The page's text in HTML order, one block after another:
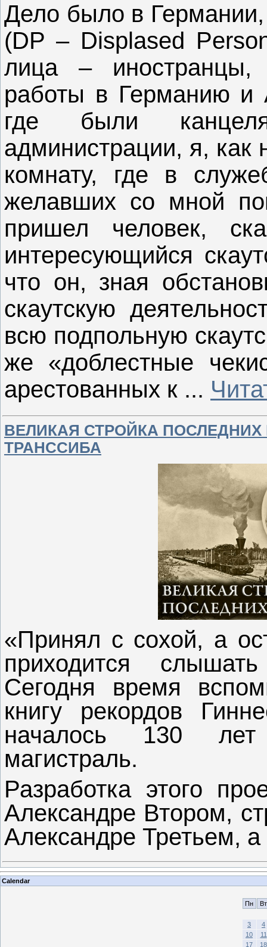
Дело было в
(DP – Displased
лица – иностранцы,
работы в Германию и
где были
администрации, я,
комнату, где в
желавших со мной
пришел человек,
интересующийся
что он, зная
скаутскую
всю подпольную
же «доблестные
арестованных к ...
ВЕЛИКАЯ СТРОЙКА
ТРАНССИБА
«Принял с сохой, а
приходится
Сегодня время
книгу рекордов
началось 130 лет
магистраль.
Разработка этого
Александре Втором,
Александре Третьем,
Calendar
Пн Вт
3
4
10
11
17
18